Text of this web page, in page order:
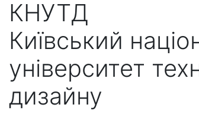
КНУТД
Київський
університет
дизайну